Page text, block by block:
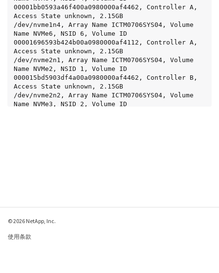
00001bb0593a46f400a0980000af4462, Controller A,
Access State unknown, 2.15GB
/dev/nvme1n4, Array Name ICTM0706SYS04, Volume
Name NVMe6, NSID 6, Volume ID
00001696593b424b00a0980000af4112, Controller A,
Access State unknown, 2.15GB
/dev/nvme2n1, Array Name ICTM0706SYS04, Volume
Name NVMe2, NSID 1, Volume ID
000015bd5903df4a00a0980000af4462, Controller B,
Access State unknown, 2.15GB
/dev/nvme2n2, Array Name ICTM0706SYS04, Volume
Name NVMe3, NSID 2, Volume ID
© 2026 NetApp, Inc.
使用条款